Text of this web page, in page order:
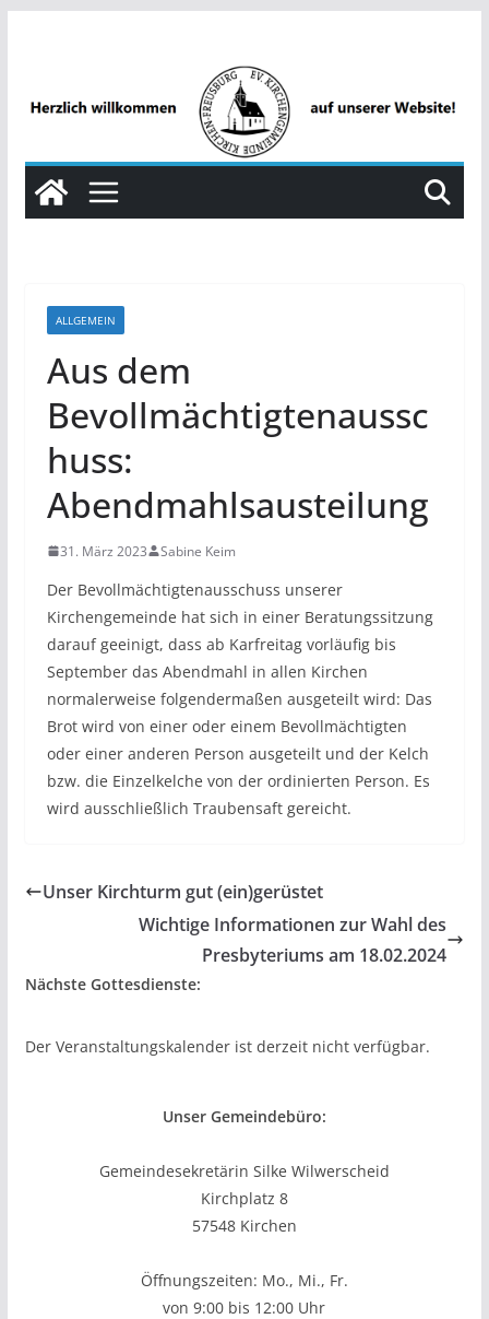
ALLGEMEIN
Aus dem
Bevollmächtigtenaussc
huss:
Abendmahlsausteilung
31. März 2023 Sabine Keim
Der Bevollmächtigtenausschuss unserer
Kirchengemeinde hat sich in einer Beratungssitzung
darauf geeinigt, dass ab Karfreitag vorläufig bis
September das Abendmahl in allen Kirchen
normalerweise folgendermaßen ausgeteilt wird: Das
Brot wird von einer oder einem Bevollmächtigten
oder einer anderen Person ausgeteilt und der Kelch
bzw. die Einzelkelche von der ordinierten Person. Es
wird ausschließlich Traubensaft gereicht.
Unser Kirchturm gut (ein)gerüstet
Wichtige Informationen zur Wahl des
Presbyteriums am 18.02.2024
Nächste Gottesdienste:
Der Veranstaltungskalender ist derzeit nicht verfügbar.
Unser Gemeindebüro:
Gemeindesekretärin Silke Wilwerscheid
Kirchplatz 8
57548 Kirchen
Öffnungszeiten: Mo., Mi., Fr.
von 9:00 bis 12:00 Uhr